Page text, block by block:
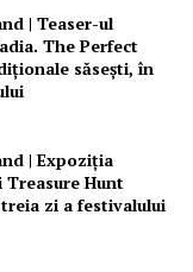
| Teaser-ul
The Perfect
săseşti, în
| Expoziţia
Treasure Hunt
zi a festivalului